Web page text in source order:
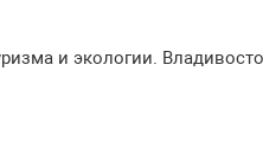
и экологии.